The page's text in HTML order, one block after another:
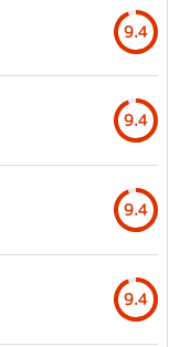
9.4
9.4
9.4
9.4